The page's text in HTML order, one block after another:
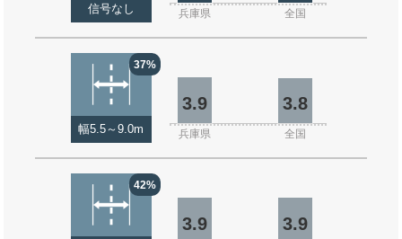
信号なし 兵庫県 全国
37%
幅5.5～9.0m
3.9 3.8
兵庫県 全国
42%
3.9 3.9